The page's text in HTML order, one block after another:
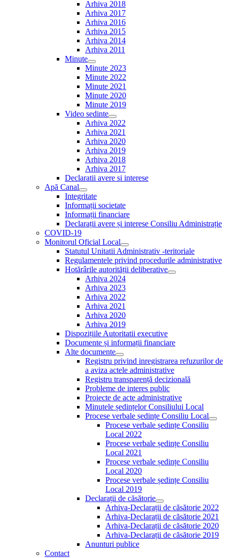
Arhiva 2018
Arhiva 2017
Arhiva 2016
Arhiva 2015
Arhiva 2014
Arhiva 2011
Minute
Show
sub
menu
Minute 2023
Minute 2022
Minute 2021
Minute 2020
Minute 2019
Video sedinte
Show
sub
menu
Arhiva 2022
Arhiva 2021
Arhiva 2020
Arhiva 2019
Arhiva 2018
Arhiva 2017
Declaratii avere si interese
Apă Canal
Show
sub
menu
Integritate
Informații societate
Informații financiare
Declarații avere și interese Consiliu Administrație
COVID-19
Monitorul Oficial Local
Show
sub
menu
Statutul Unitatii Administrativ -teritoriale
Regulamentele privind procedurile administrative
Hotărârile autorității deliberative
Show
Arhiva 2024
Arhiva 2023
Arhiva 2022
Arhiva 2021
Arhiva 2020
Arhiva 2019
Dispozițiile Autoritatii executive
Documente și informații financiare
Alte documente
Show
sub
menu
Registru privind inregistrarea refuzurilor de
a aviza actele administrative
Registru transparență decizională
Probleme de interes public
Proiecte de acte administrative
Minutele ședințelor Consiliului Local
Procese verbale ședințe Consiliu Local
Procese verbale ședințe Consiliu
Local 2022
Procese verbale ședințe Consiliu
Local 2021
Procese verbale ședințe Consiliu
Local 2020
Procese verbale ședințe Consiliu
Local 2019
Declarații de căsătorie
Show
sub
menu
Arhiva-Declarații de căsătorie 2022
Arhiva-Declarații de căsătorie 2021
Arhiva-Declarații de căsătorie 2020
Arhiva-Declarații de căsătorie 2019
Anunturi publice
Contact